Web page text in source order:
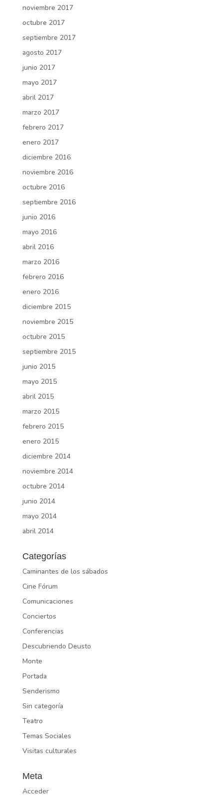
noviembre 2017
octubre 2017
septiembre 2017
agosto 2017
junio 2017
mayo 2017
abril 2017
marzo 2017
febrero 2017
enero 2017
diciembre 2016
noviembre 2016
octubre 2016
septiembre 2016
junio 2016
mayo 2016
abril 2016
marzo 2016
febrero 2016
enero 2016
diciembre 2015
noviembre 2015
octubre 2015
septiembre 2015
junio 2015
mayo 2015
abril 2015
marzo 2015
febrero 2015
enero 2015
diciembre 2014
noviembre 2014
octubre 2014
junio 2014
mayo 2014
abril 2014
Categorías
Caminantes de los sábados
Cine Fórum
Comunicaciones
Conciertos
Conferencias
Descubriendo Deusto
Monte
Portada
Senderismo
Sin categoría
Teatro
Temas Sociales
Visitas culturales
Meta
Acceder